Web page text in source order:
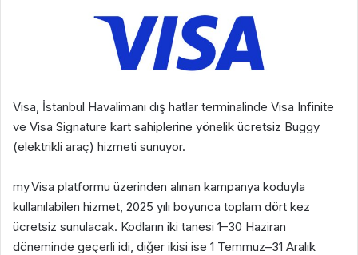
Visa, İstanbul Havalimanı dış hatlar terminalinde Visa Infinite
ve Visa Signature kart sahiplerine yönelik ücretsiz Buggy
(elektrikli araç) hizmeti sunuyor.
my Visa platformu üzerinden alınan kampanya koduyla
kullanılabilen hizmet, 2025 yılı boyunca toplam dört kez
ücretsiz sunulacak. Kodların iki tanesi 1–30 Haziran
döneminde geçerli idi, diğer ikisi ise 1 Temmuz–31 Aralık